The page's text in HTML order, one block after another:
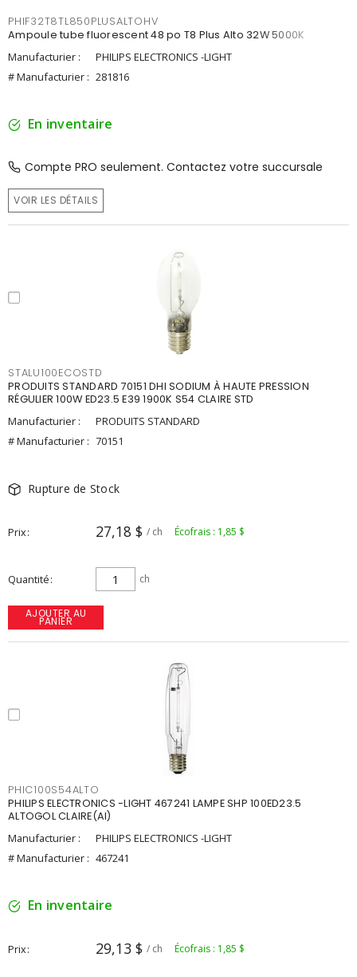
PHIF32T8TL850PLUSALTOHV
Ampoule tube fluorescent 48 po T8 Plus Alto 32W 5000K
Manufacturier :
PHILIPS ELECTRONICS -LIGHT
# Manufacturier : 281816
En inventaire
Compte PRO seulement. Contactez votre succursale
VOIR LES DÉTAILS
STALU100ECOSTD
PRODUITS STANDARD 70151 DHI SODIUM À HAUTE PRESSION
RÉGULIER 100W ED23.5 E39 1900K S54 CLAIRE STD
Manufacturier :
PRODUITS STANDARD
# Manufacturier : 70151
Rupture de Stock
Prix 27,18 $ / ch Écofrais : 1,85 $
Quantité ch
AJOUTER AU
PANIER
PHIC100S54ALTO
PHILIPS ELECTRONICS -LIGHT 467241 LAMPE SHP 100ED23.5
ALTOGOL CLAIRE(AI)
Manufacturier :
PHILIPS ELECTRONICS -LIGHT
# Manufacturier : 467241
En inventaire
Prix 29,13 $ / ch Écofrais : 1,85 $